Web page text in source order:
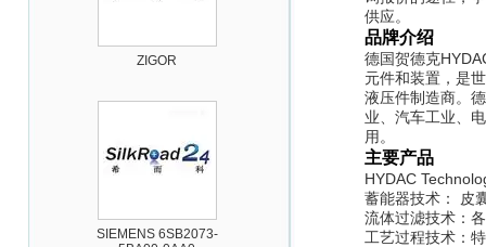
ZIGOR
SIEMENS 6SB2073-
5BA00-0AA0
供应。
品牌介绍
德国贺德克
元件和装置，是
液压件制造商。
业、汽车工业、
用。
主要产品
HYDAC
蓄能器技术： 皮
流体过滤技术：
工艺过程技术：